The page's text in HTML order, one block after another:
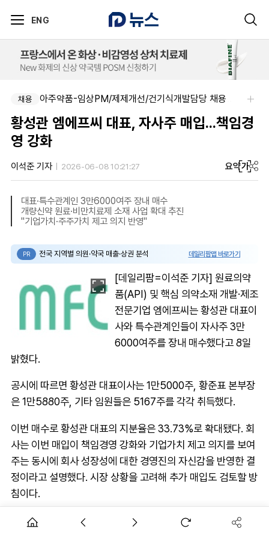
ENG
채용 SK 바이오팜 (주)-[SK바이오팜] 각 부문 신입/경력 구성원 영입
채용 아주약품-임상PM/제제개선/건기식개발담당 채용
황성관 엠에프씨 대표, 자사주 매입...책임경
영 강화
이석준 기자 2026-06-08 10:21:27 요약가
대표·특수관계인 3만6000여주 장내 매수
개량신약 원료·비만치료제 소재 사업 확대 추진
"기업가치·주주가치 제고 의지 반영"
PR 전국 지역별 의원·약국 매출·상권 분석 데일리팜맵 바로가기
[데일리팜=이석준 기자] 원료의약
품(API) 및 핵심 의약소재 개발·제조
전문기업 엠에프씨는 황성관 대표이
사와 특수관계인들이 자사주 3만
6000여주를 장내 매수했다고 8일
밝혔다.
공시에 따르면 황성관 대표이사는 1만5000주, 황준표 본부장
은 1만5880주, 기타 임원들은 5167주를 각각 취득했다.
이번 매수로 황성관 대표의 지분율은 33.73%로 확대됐다. 회
사는 이번 매입이 책임경영 강화와 기업가치 제고 의지를 보여
주는 동시에 회사 성장성에 대한 경영진의 자신감을 반영한 결
정이라고 설명했다. 시장 상황을 고려해 추가 매입도 검토할 방
침이다.